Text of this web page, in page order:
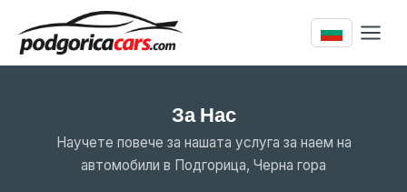
За Нас
Научете повече за нашата услуга за наем на
автомобили в Подгорица, Черна гора